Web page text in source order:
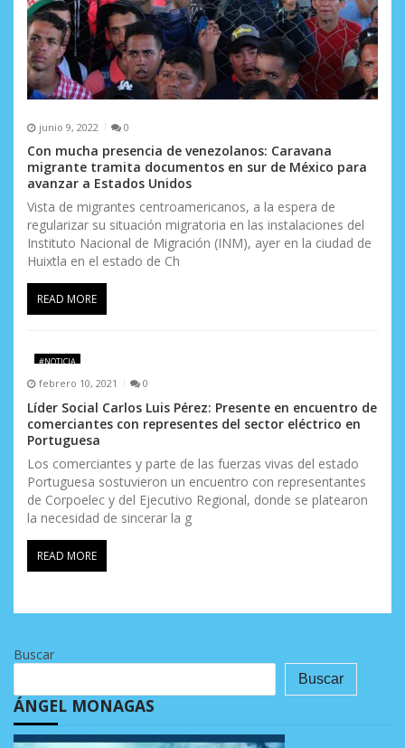
junio 9, 2022 0
Con mucha presencia de venezolanos: Caravana
migrante tramita documentos en sur de México para
avanzar a Estados Unidos
Vista de migrantes centroamericanos, a la espera de
regularizar su situación migratoria en las instalaciones del
Instituto Nacional de Migración (INM), ayer en la ciudad de
Huixtla en el estado de Ch
READ MORE
#NOTICIA
febrero 10, 2021 0
Líder Social Carlos Luis Pérez: Presente en encuentro de
comerciantes con representes del sector eléctrico en
Portuguesa
Los comerciantes y parte de las fuerzas vivas del estado
Portuguesa sostuvieron un encuentro con representantes
de Corpoelec y del Ejecutivo Regional, donde se platearon
la necesidad de sincerar la g
READ MORE
Buscar
Buscar
ÁNGEL MONAGAS